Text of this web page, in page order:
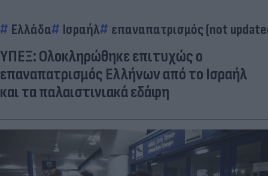
Ελλάδα Ισραήλ επαναπατρισμός (not
ΥΠΕΞ: Ολοκληρώθηκε επιτυχώς ο
επαναπατρισμός Ελλήνων από το Ισραήλ
και τα παλαιστινιακά εδάφη